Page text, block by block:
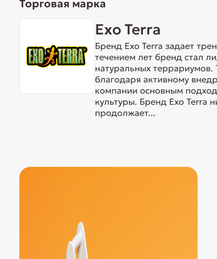
Торговая марка
Exo Terra
Бренд Exo Terra задает
течением лет бренд стал
натуральных
благодаря активному
компании основным
культуры. Бренд Exo Terra
продолжает...